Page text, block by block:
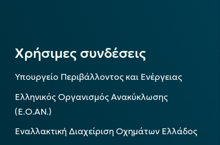
Χρήσιμες συνδέσεις
Υπουργείο Περιβάλλοντος και Ενέργειας
Ελληνικός Οργανισμός Ανακύκλωσης
(Ε.Ο.ΑΝ.)
Εναλλακτική Διαχείριση Οχημάτων Ελλάδος